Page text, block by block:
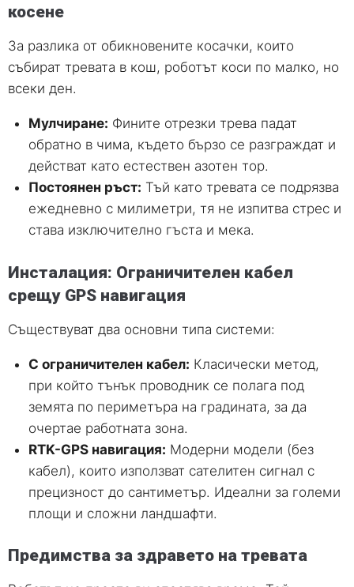
косене
За разлика от обикновените косачки, които
събират тревата в кош, роботът коси по малко, но
всеки ден.
Мулчиране: Фините отрезки трева падат
обратно в чима, където бързо се разграждат и
действат като естествен азотен тор.
Постоянен ръст: Тъй като тревата се подрязва
ежедневно с милиметри, тя не изпитва стрес и
става изключително гъста и мека.
Инсталация: Ограничителен кабел
срещу GPS навигация
Съществуват два основни типа системи:
С ограничителен кабел: Класически метод,
при който тънък проводник се полага под
земята по периметъра на градината, за да
очертае работната зона.
RTK-GPS навигация: Модерни модели (без
кабел), които използват сателитен сигнал с
прецизност до сантиметър. Идеални за големи
площи и сложни ландшафти.
Предимства за здравето на тревата